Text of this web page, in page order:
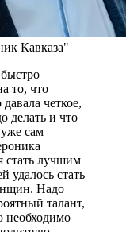
Кавказа"
то, что
четкое,
делать и что
уже сам
стать лучшим
удалось стать
Надо
талант,
необходимо